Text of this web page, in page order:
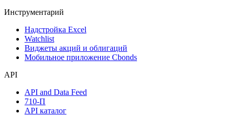
Инструментарий
Надстройка Excel
Watchlist
Виджеты акций и облигаций
Мобильное приложение Cbonds
API
API and Data Feed
710-П
API каталог